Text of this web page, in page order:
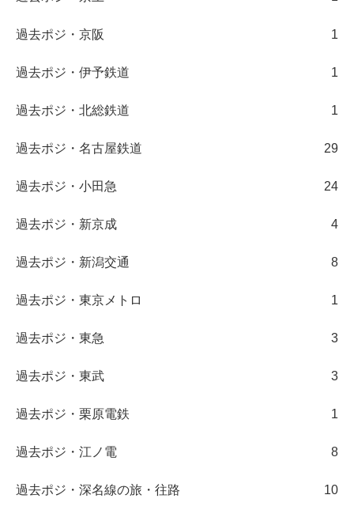
過去ポジ・京阪 1
過去ポジ・伊予鉄道 1
過去ポジ・北総鉄道 1
過去ポジ・名古屋鉄道 29
過去ポジ・小田急 24
過去ポジ・新京成 4
過去ポジ・新潟交通 8
過去ポジ・東京メトロ 1
過去ポジ・東急 3
過去ポジ・東武 3
過去ポジ・栗原電鉄 1
過去ポジ・江ノ電 8
過去ポジ・深名線の旅・往路 10